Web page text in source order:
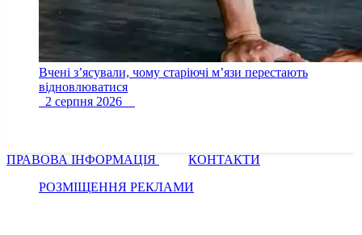
Вчені з’ясували, чому старіючі м’язи перестають
відновлюватися
2 серпня 2026
ПРАВОВА ІНФОРМАЦІЯ
КОНТАКТИ
РОЗМІЩЕННЯ РЕКЛАМИ